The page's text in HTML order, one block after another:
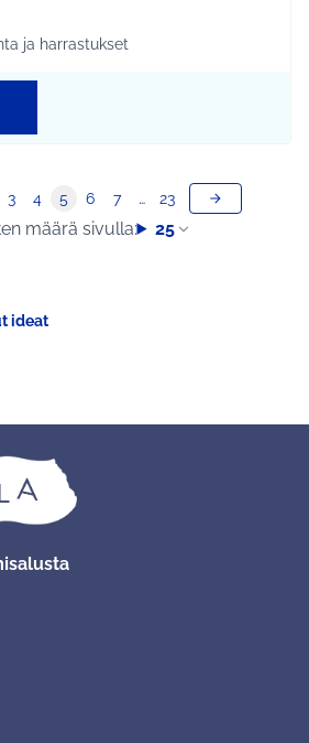
mukaan: Kellokoski
teeman mukaan: Liikunta ja
ja harrastukset
määrä sivulla: 25
3 4 5 6 7 … 23
ideat